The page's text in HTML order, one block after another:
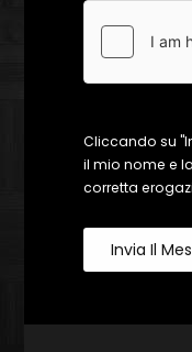
Cliccando su
il mio nome e
corretta
Invia Il